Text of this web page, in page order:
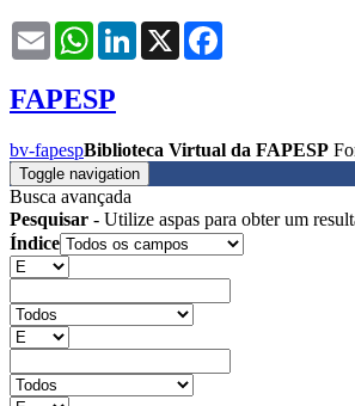
Email WhatsAppLinkedIn
X
FAPESP
bv-fapespBiblioteca Virtual da FAPESP
Toggle navigation
Busca avançada
Pesquisar - Utilize aspas para obter um
Índice